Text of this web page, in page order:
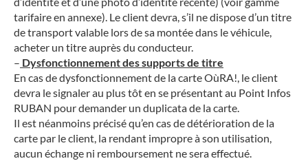
tarifaire en annexe). Le client devra, s’il ne dispose d’un titre
de transport valable lors de sa montée dans le véhicule,
acheter un titre auprès du conducteur.
– Dysfonctionnement des supports de titre
En cas de dysfonctionnement de la carte OùRA!, le client
devra le signaler au plus tôt en se présentant au Point Infos
RUBAN pour demander un duplicata de la carte.
Il est néanmoins précisé qu’en cas de détérioration de la
carte par le client, la rendant impropre à son utilisation,
aucun échange ni remboursement ne sera effectué.